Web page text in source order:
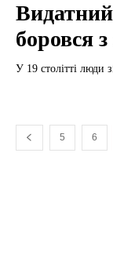
боровся
У 19 столітті люди
5 6